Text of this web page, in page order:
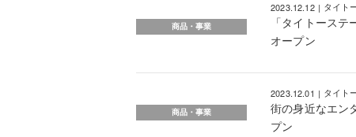
商品・事業
2023.12.12 タイト
「タイトース
オープン
商品・事業
2023.12.01 タイト
街の身近なエン
プン